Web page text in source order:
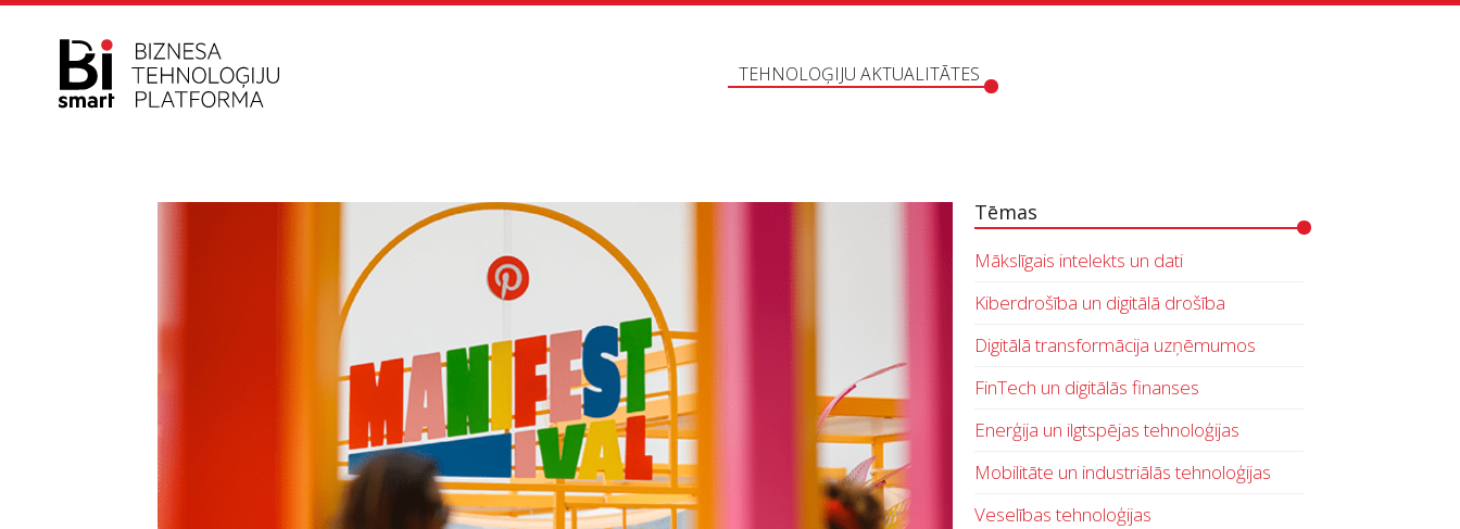
TEHNOLOĢIJU AKTUALITĀTES
Tēmas
Mākslīgais intelekts un dati
Kiberdrošība un digitālā drošība
Digitālā transformācija uzņēmumos
FinTech un digitālās finanses
Enerģija un ilgtspējas tehnoloģijas
Mobilitāte un industriālās tehnoloģijas
Veselības tehnoloģijas